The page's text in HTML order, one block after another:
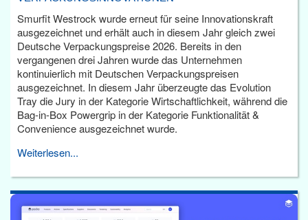
Smurfit Westrock wurde erneut für seine Innovationskraft
ausgezeichnet und erhält auch in diesem Jahr gleich zwei
Deutsche Verpackungspreise 2026. Bereits in den
vergangenen drei Jahren wurde das Unternehmen
kontinuierlich mit Deutschen Verpackungspreisen
ausgezeichnet. In diesem Jahr überzeugte das Evolution
Tray die Jury in der Kategorie Wirtschaftlichkeit, während die
Bag-in-Box Powergrip in der Kategorie Funktionalität &
Convenience ausgezeichnet wurde.
Weiterlesen...